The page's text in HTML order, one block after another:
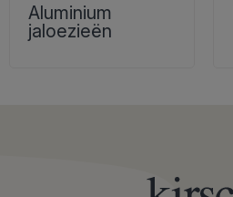
Aluminium
jaloezieën